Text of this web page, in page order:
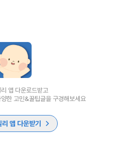
앱 다운로드받고
한 고민&꿀팁글을 구경해보세요
앱 다운받기